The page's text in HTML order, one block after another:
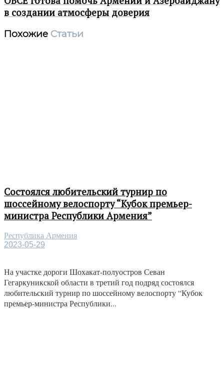
в создании атмосферы доверия
Похожие Статьи
Состоялся любительский турнир по
шоссейному велоспорту “Кубок премьер-
министра Республики Армения”
Республика Армения
2023-05-29
На участке дороги Шохакат-полуостров Севан
Гегаркуникской области в третий год подряд состоялся
любительский турнир по шоссейному велоспорту “Кубок
премьер-министра Республики...